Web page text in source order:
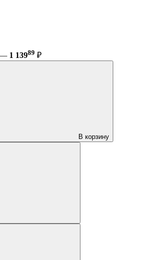
— 1 13989 ₽
В корзину